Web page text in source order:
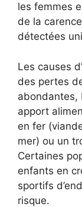
les femmes
de la
détectées
Les causes
des pertes
abondantes,
apport
en fer
mer) ou un
Certaines
enfants en
sportifs
risque.